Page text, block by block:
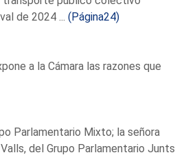
de 2024 ... (Página24)
a la Cámara las razones que
Parlamentario Mixto; la señora
del Grupo Parlamentario Junts